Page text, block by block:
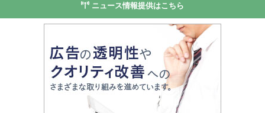
ニュース情報提供はこちら